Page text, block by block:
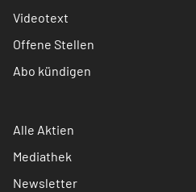
Videotext
Offene Stellen
Abo kündigen
Alle Aktien
Mediathek
Newsletter